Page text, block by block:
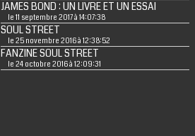
JAMES BOND : UN LIVRE ET UN ESSAI
le 11 septembre 2017 à 14:07:38
SOUL STREET
le 25 novembre 2016 à 12:38:52
FANZINE SOUL STREET
le 24 octobre 2016 à 12:09:31